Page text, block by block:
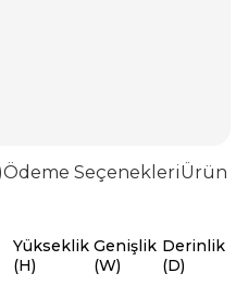
Ödeme SeçenekleriÜrün
Yükseklik
(H)
Genişlik
(W)
Derinlik
(D)